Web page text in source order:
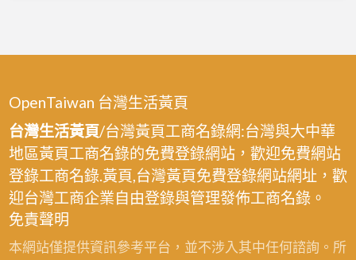
OpenTaiwan 台灣生活黃頁
台灣生活黃頁/台灣黃頁工商名錄網:台灣與大中華
地區黃頁工商名錄的免費登錄網站，歡迎免費網站
登錄工商名錄.黃頁,台灣黃頁免費登錄網站網址，歡
迎台灣工商企業自由登錄與管理發佈工商名錄。
免責聲明
本網站僅提供資訊參考平台，並不涉入其中任何諮詢。所